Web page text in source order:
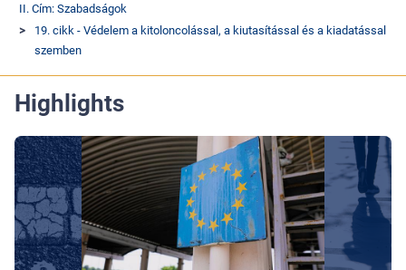
II. Cím: Szabadságok
19. cikk - Védelem a kitoloncolással, a kiutasítással és a kiadatással
szemben
Highlights